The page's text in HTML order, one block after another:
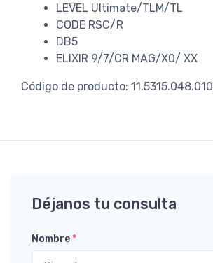
LEVEL Ultimate/TLM/TL
CODE RSC/R
DB5
ELIXIR 9/7/CR MAG/X0/ XX
Código de producto: 11.5315.048.010
Déjanos tu consulta
Nombre*